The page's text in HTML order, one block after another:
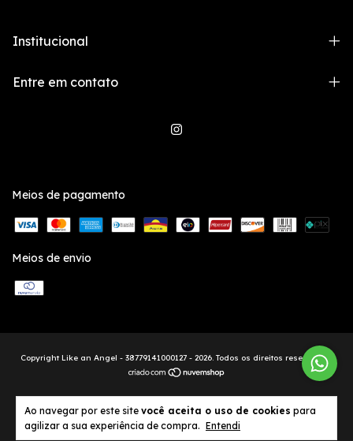
Ao navegar por este site você aceita o uso de cookies para
agilizar a sua experiência de compra. Entendi
Institucional
Entre em contato
Meios de pagamento
Meios de envio
Copyright Like an Angel - 38779141000127 - 2026. Todos os direitos reservados.